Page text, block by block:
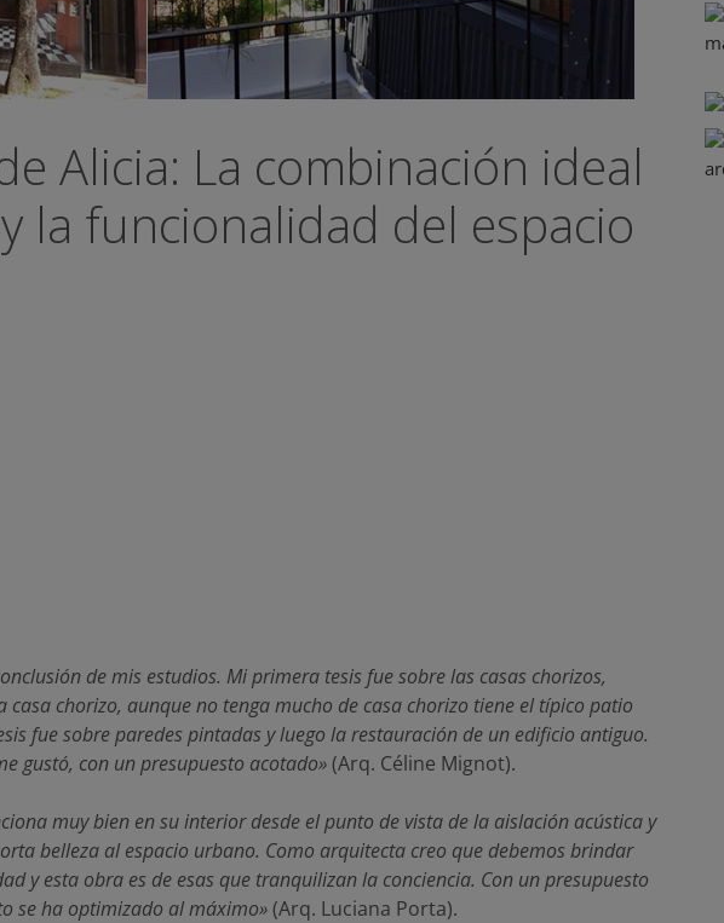
Alicia: La combinación ideal
la funcionalidad del espacio
de mis estudios. Mi primera tesis fue sobre las casas chorizos,
casa chorizo, aunque no tenga mucho de casa chorizo tiene el típico patio
fue sobre paredes pintadas y luego la restauración de un edificio antiguo.
gustó, con un presupuesto acotado»(Arq. Céline Mignot).
muy bien en su interior desde el punto de vista de la aislación acústica y
belleza al espacio urbano. Como arquitecta creo que debemos brindar
y esta obra es de esas que tranquilizan la conciencia. Con un presupuesto
se ha optimizado al máximo»(Arq. Luciana Porta).